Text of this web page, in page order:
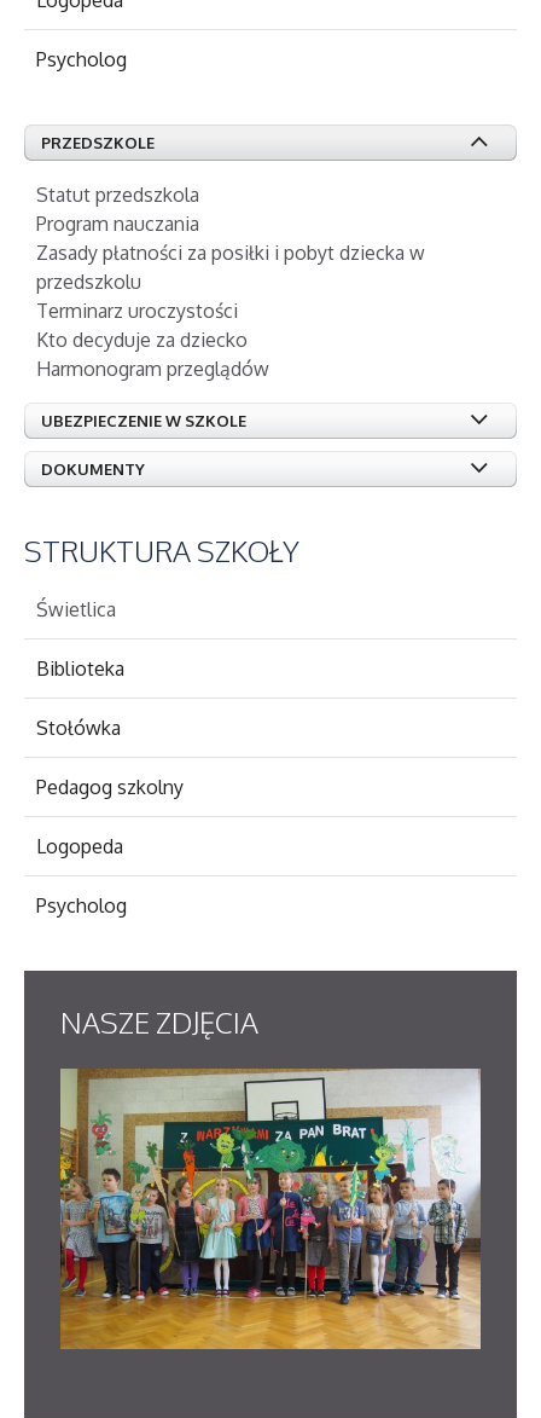
Psycholog
PRZEDSZKOLE
Statut przedszkola
Program nauczania
Zasady płatności za posiłki i pobyt dziecka w
przedszkolu
Terminarz uroczystości
Kto decyduje za dziecko
Harmonogram przeglądów
UBEZPIECZENIE W SZKOLE
DOKUMENTY
STRUKTURASZKOŁY
Świetlica
Biblioteka
Stołówka
Pedagog szkolny
Logopeda
Psycholog
NASZE ZDJĘCIA